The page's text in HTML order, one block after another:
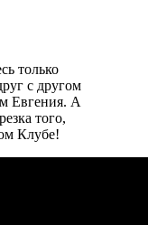
только
с другом
Евгения. А
того,
Клубе!